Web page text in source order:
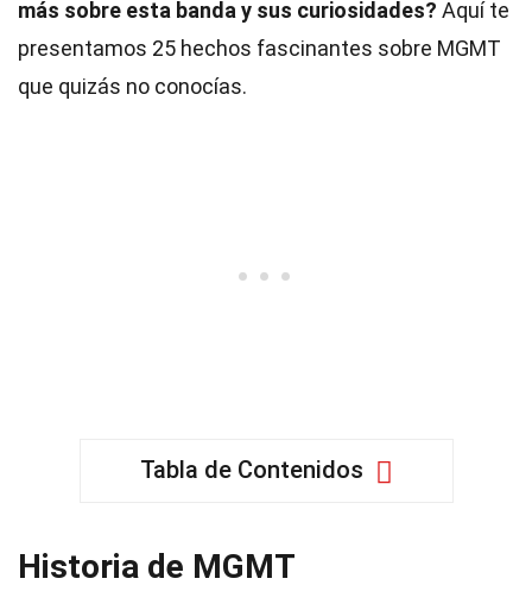
más sobre esta banda y sus curiosidades? Aquí te
presentamos 25 hechos fascinantes sobre MGMT
que quizás no conocías.
Tabla de Contenidos
Historia de MGMT